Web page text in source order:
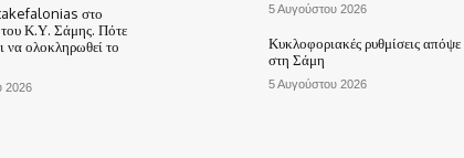
στο
του Κ.Υ. Σάμης. Πότε
να ολοκληρωθεί το
2026
5 Αυγούστου 2026
Κυκλοφοριακές ρυθμίσεις απόψε
στη Σάμη
5 Αυγούστου 2026